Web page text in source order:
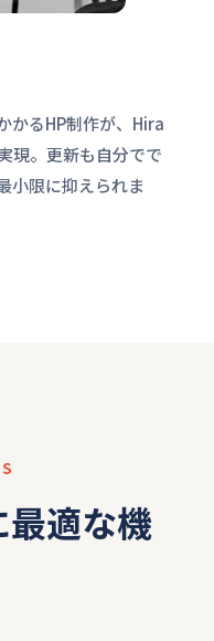
かるHP制作が、Hira
現。更新も自分でで
小限に抑えられま
適な機